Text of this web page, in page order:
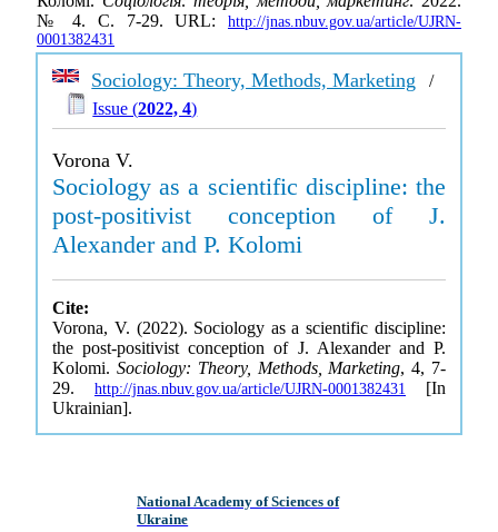
№ 4. С. 7-29. URL: http://jnas.nbuv.gov.ua/article/UJRN-
0001382431
Sociology: Theory, Methods, Marketing /
Issue (2022, 4)
Vorona V.
Sociology as a scientific discipline: the
post-positivist conception of J.
Alexander and P. Kolomi
Cite:
Vorona, V. (2022). Sociology as a scientific discipline:
the post-positivist conception of J. Alexander and P.
Kolomi.Sociology: Theory, Methods, Marketing, 4, 7-
29. http://jnas.nbuv.gov.ua/article/UJRN-0001382431
[In
Ukrainian].
National Academy of Sciences of
Ukraine